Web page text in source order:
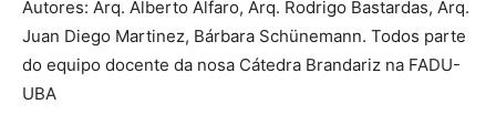
Autores: Arq. Alberto Alfaro, Arq. Rodrigo Bastardas, Arq.
Juan Diego Martinez, Bárbara Schünemann. Todos parte
do equipo docente da nosa Cátedra Brandariz na FADU-
UBA